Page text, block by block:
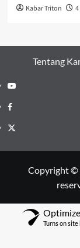
Kabar Triton
Tentang
Youtube
Facebook
Twitter
Copyright ©
Turns on